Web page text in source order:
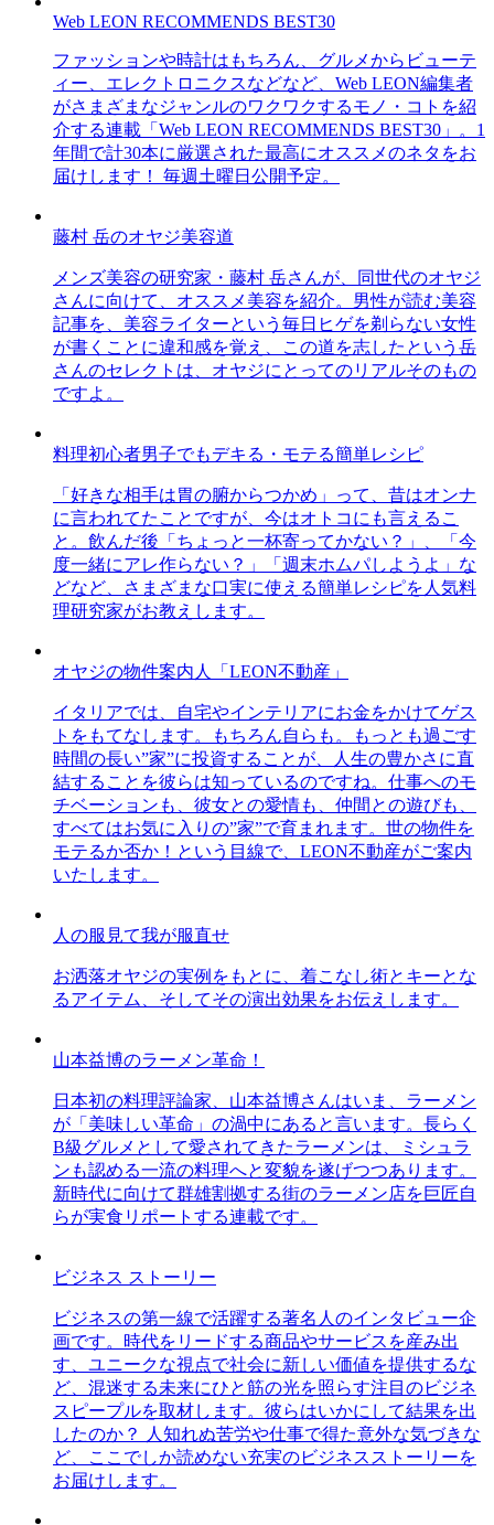
Web LEON RECOMMENDS BEST30
ファッションや時計はもちろん、グルメからビューテ
ィー、エレクトロニクスなどなど、Web LEON編集者
がさまざまなジャンルのワクワクするモノ・コトを紹
介する連載「Web LEON RECOMMENDS BEST30」。1
年間で計30本に厳選された最高にオススメのネタをお
届けします！ 毎週土曜日公開予定。
藤村 岳のオヤジ美容道
メンズ美容の研究家・藤村 岳さんが、同世代のオヤジ
さんに向けて、オススメ美容を紹介。男性が読む美容
記事を、美容ライターという毎日ヒゲを剃らない女性
が書くことに違和感を覚え、この道を志したという岳
さんのセレクトは、オヤジにとってのリアルそのもの
ですよ。
料理初心者男子でもデキる・モテる簡単レシピ
「好きな相手は胃の腑からつかめ」って、昔はオンナ
に言われてたことですが、今はオトコにも言えるこ
と。飲んだ後「ちょっと一杯寄ってかない？」、「今
度一緒にアレ作らない？」「週末ホムパしようよ」な
どなど、さまざまな口実に使える簡単レシピを人気料
理研究家がお教えします。
オヤジの物件案内人「LEON不動産」
イタリアでは、自宅やインテリアにお金をかけてゲス
トをもてなします。もちろん自らも。もっとも過ごす
時間の長い”家”に投資することが、人生の豊かさに直
結することを彼らは知っているのですね。仕事へのモ
チベーションも、彼女との愛情も、仲間との遊びも、
すべてはお気に入りの”家”で育まれます。世の物件を
モテるか否か！という目線で、LEON不動産がご案内
いたします。
人の服見て我が服直せ
お洒落オヤジの実例をもとに、着こなし術とキーとな
るアイテム、そしてその演出効果をお伝えします。
山本益博のラーメン革命！
日本初の料理評論家、山本益博さんはいま、ラーメン
が「美味しい革命」の渦中にあると言います。長らく
B級グルメとして愛されてきたラーメンは、ミシュラ
ンも認める一流の料理へと変貌を遂げつつあります。
新時代に向けて群雄割拠する街のラーメン店を巨匠自
らが実食リポートする連載です。
ビジネス ストーリー
ビジネスの第一線で活躍する著名人のインタビュー企
画です。時代をリードする商品やサービスを産み出
す、ユニークな視点で社会に新しい価値を提供するな
ど、混迷する未来にひと筋の光を照らす注目のビジネ
スピープルを取材します。彼らはいかにして結果を出
したのか？ 人知れぬ苦労や仕事で得た意外な気づきな
ど、ここでしか読めない充実のビジネスストーリーを
お届けします。